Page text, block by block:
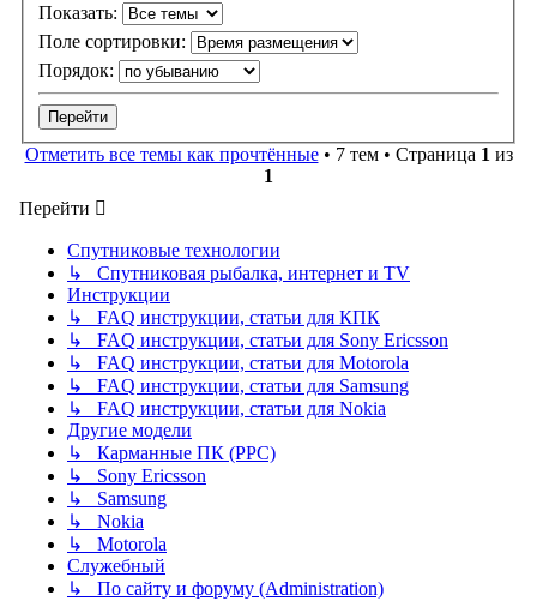
Показать:
Поле сортировки:
Порядок:
Отметить все темы как прочтённые• 7 тем • Страница 1 из
1
Перейти
Спутниковые технологии
↳ Спутниковая рыбалка, интернет и TV
Инструкции
↳ FAQ инструкции, статьи для КПК
↳ FAQ инструкции, статьи для Sony Ericsson
↳ FAQ инструкции, статьи для Motorola
↳ FAQ инструкции, статьи для Samsung
↳ FAQ инструкции, статьи для Nokia
Другие модели
↳ Карманные ПК (PPC)
↳ Sony Ericsson
↳ Samsung
↳ Nokia
↳ Motorola
Служебный
↳ По сайту и форуму (Administration)